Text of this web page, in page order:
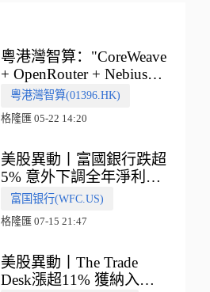
粵港灣智算："CoreWeave
+ OpenRouter + Nebius"
多向融合的中國智算新範
式
粵港灣智算(01396.HK)
格隆匯 05-22 14:20
美股異動丨富國銀行跌超
5% 意外下調全年淨利息
收入指引
富国银行(WFC.US)
格隆匯 07-15 21:47
美股異動丨The Trade
Desk漲超11% 獲納入標